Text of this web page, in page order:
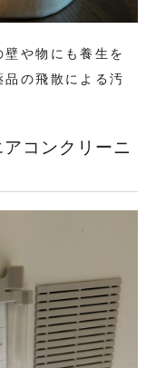
や物にも養生を
品の飛散による汚
コンクリーニ